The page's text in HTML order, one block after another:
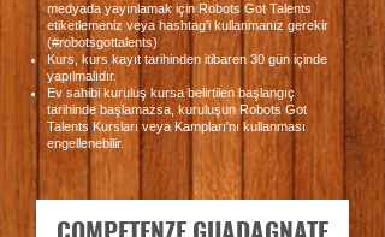
medyada yayınlamak için Robots Got Talents
etiketlemeniz veya hashtag'i kullanmanız gerekir
(#robotsgottalents)
Kurs, kurs kayıt tarihinden itibaren 30 gün içinde
yapılmalıdır.
Ev sahibi kuruluş kursa belirtilen başlangıç
tarihinde başlamazsa, kuruluşun Robots Got
Talents Kursları veya Kampları'nı kullanması
engellenebilir.